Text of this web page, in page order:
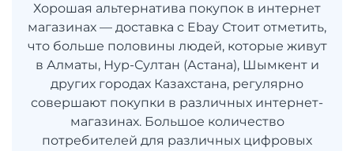
Хорошая альтернатива покупок в интернет
магазинах — доставка с Ebay Стоит отметить,
что больше половины людей, которые живут
в Алматы, Нур-Султан (Астана), Шымкент и
других городах Казахстана, регулярно
совершают покупки в различных интернет-
магазинах. Большое количество
потребителей для различных цифровых